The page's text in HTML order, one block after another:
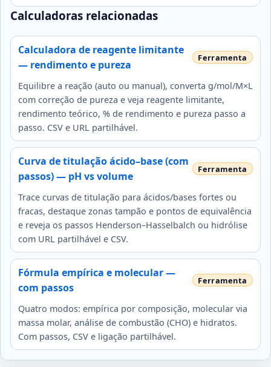
Calculadoras relacionadas
Calculadora de reagente limitante
— rendimento e pureza
Equilibre a reação (auto ou manual), converta g/mol/M×L
com correção de pureza e veja reagente limitante,
rendimento teórico, % de rendimento e pureza passo a
passo. CSV e URL partilhável.
Curva de titulação ácido–base (com
passos) — pH vs volume
Trace curvas de titulação para ácidos/bases fortes ou
fracas, destaque zonas tampão e pontos de equivalência
e reveja os passos Henderson–Hasselbalch ou hidrólise
com URL partilhável e CSV.
Fórmula empírica e molecular —
com passos
Quatro modos: empírica por composição, molecular via
massa molar, análise de combustão (CHO) e hidratos.
Com passos, CSV e ligação partilhável.